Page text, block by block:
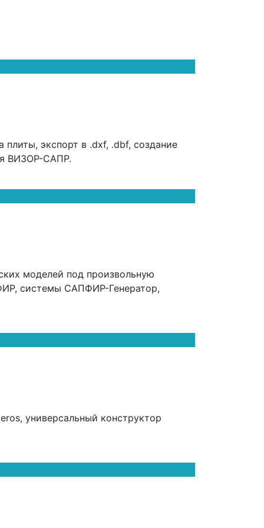
экспорт в .dxf, .dbf, создание
ВИЗОР-САПР.
моделей под произвольную
системы САПФИР-Генератор,
универсальный конструктор